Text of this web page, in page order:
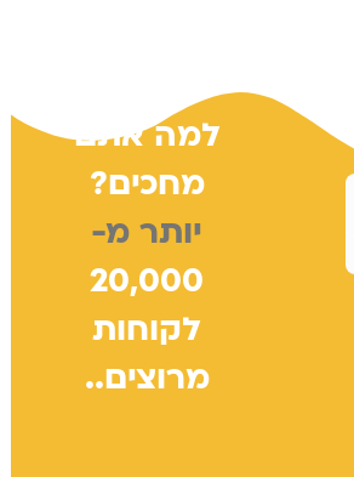
למה אתם
מחכים?
יותר מ-
20,000
לקוחות
מרוצים..